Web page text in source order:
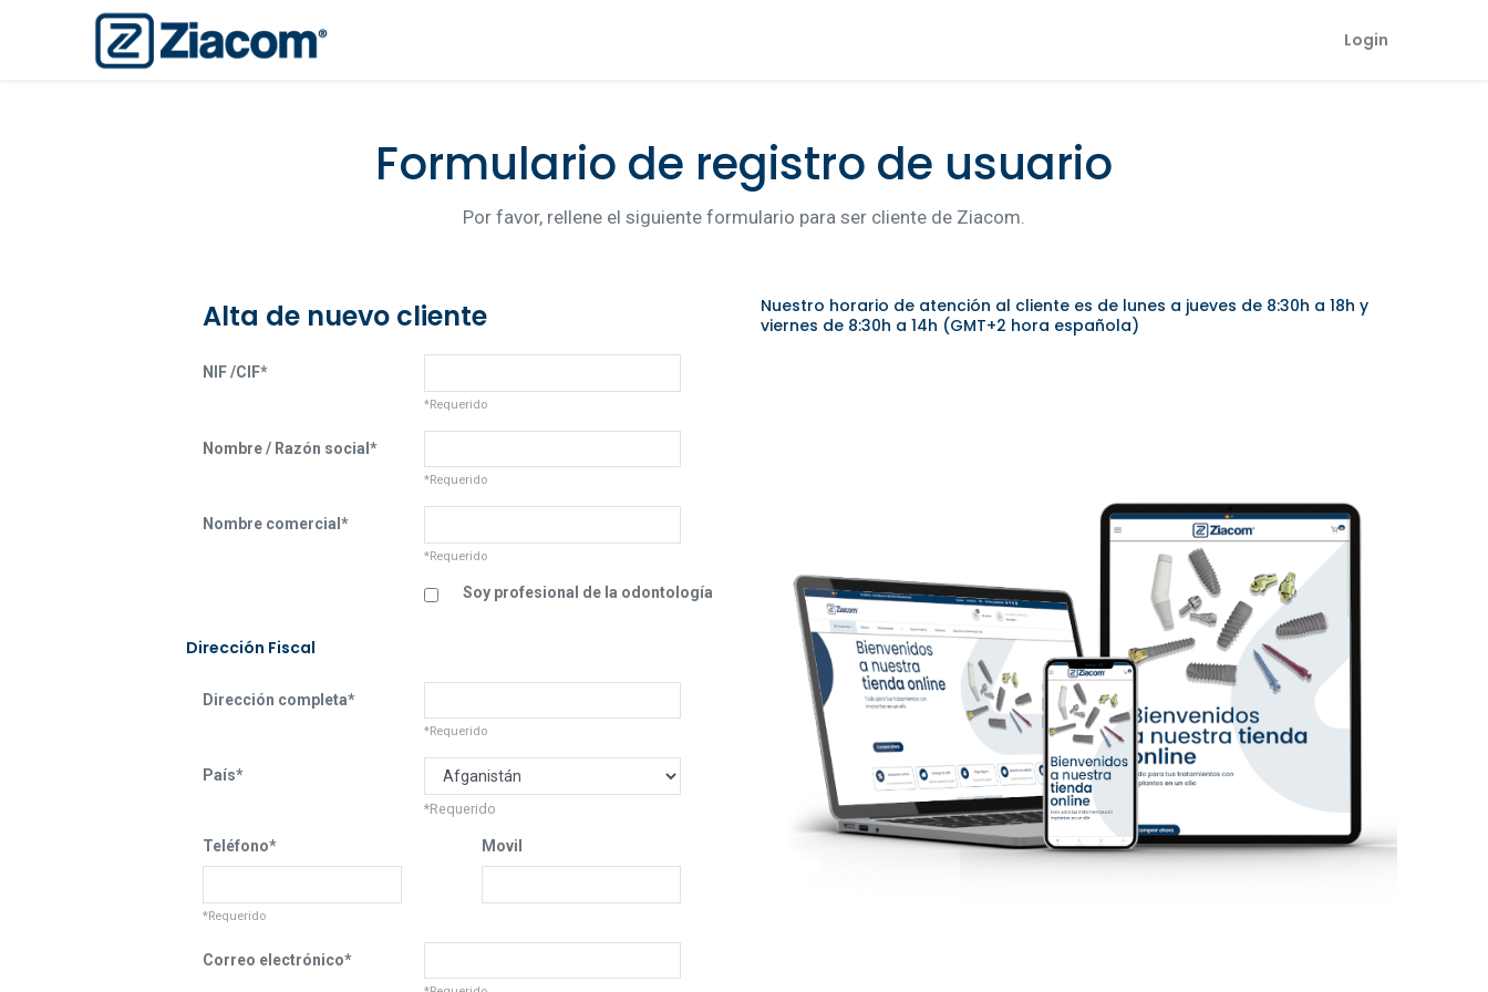
Login
Formulario de registro de usuario
Por favor, rellene el siguiente formulario para ser cliente de Ziacom.
Alta de nuevo cliente
NIF /CIF*
*Requerido
Nombre / Razón social*
*Requerido
Nombre comercial*
*Requerido
Soy profesional de la odontología
Dirección Fiscal
Dirección completa*
*Requerido
País*
*Requerido
Teléfono*
*Requerido
Movil
Correo electrónico*
Nuestro horario de atención al cliente es de lunes a jueves de 8:30h a 18h y
viernes de 8:30h a 14h (GMT+2 hora española)